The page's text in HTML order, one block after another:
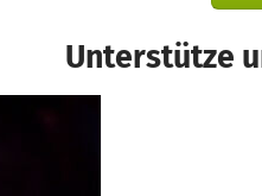
Unterstütze